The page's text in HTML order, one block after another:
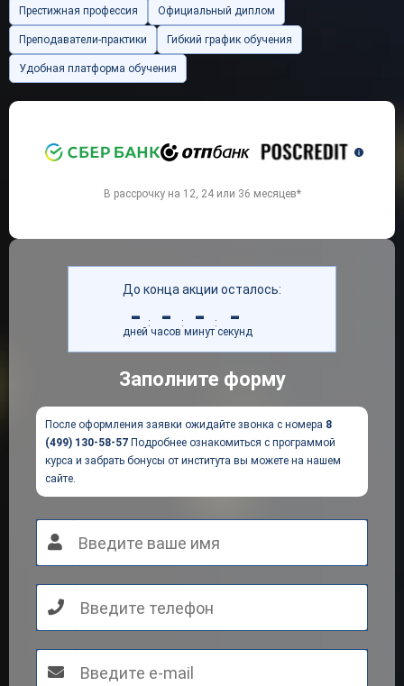
Престижная профессия Официальный диплом
Преподаватели-практики Гибкий график обучения
Удобная платформа обучения
В рассрочку на 12, 24 или 36 месяцев*
До конца акции осталось:
-
дней
: -
часов
: -
минут
: -
секунд
Заполните форму
После оформления заявки ожидайте звонка с номера 8
(499) 130-58-57 Подробнее ознакомиться с программой
курса и забрать бонусы от института вы можете на нашем
сайте.